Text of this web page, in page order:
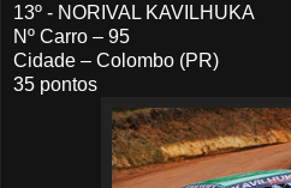
13º - NORIVAL KAVILHUKA
Nº Carro – 95
Cidade – Colombo (PR)
35 pontos